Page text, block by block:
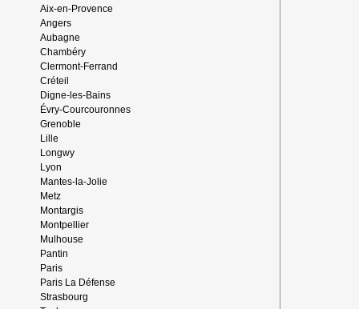
Aix-en-Provence
Angers
Aubagne
Chambéry
Clermont-Ferrand
Créteil
Digne-les-Bains
Évry-Courcouronnes
Grenoble
Lille
Longwy
Lyon
Mantes-la-Jolie
Metz
Montargis
Montpellier
Mulhouse
Pantin
Paris
Paris La Défense
Strasbourg